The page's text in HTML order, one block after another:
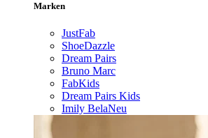
Marken
JustFab
ShoeDazzle
Dream Pairs
Bruno Marc
FabKids
Dream Pairs Kids
Imily BelaNeu